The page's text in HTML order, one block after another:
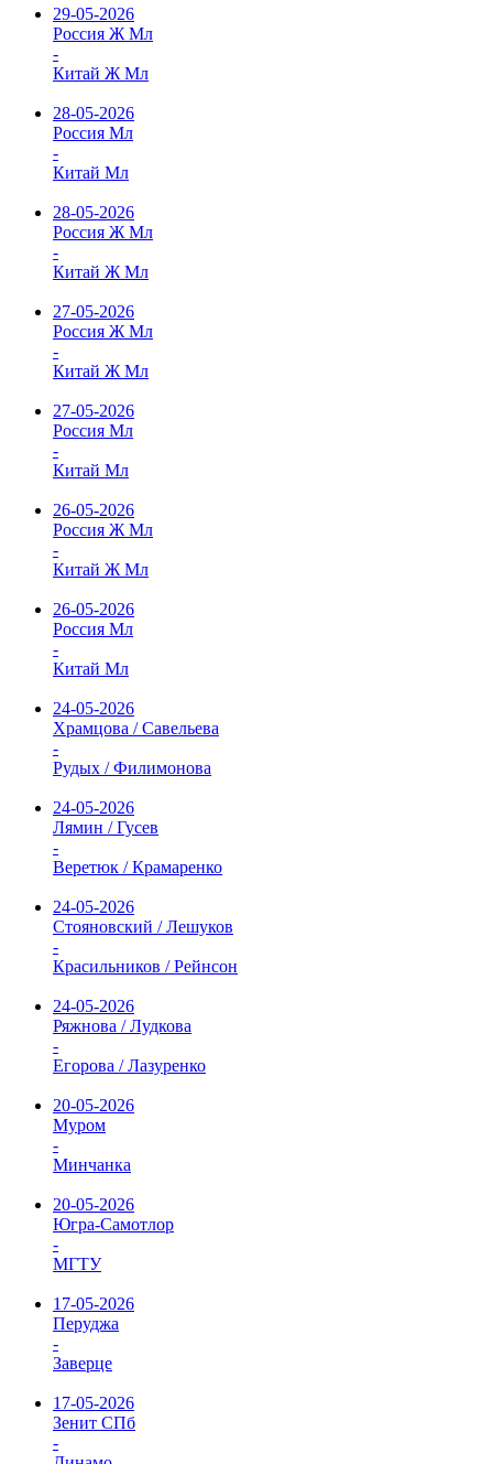
29-05-2026
Россия Ж Мл
-
Китай Ж Мл
28-05-2026
Россия Мл
-
Китай Мл
28-05-2026
Россия Ж Мл
-
Китай Ж Мл
27-05-2026
Россия Ж Мл
-
Китай Ж Мл
27-05-2026
Россия Мл
-
Китай Мл
26-05-2026
Россия Ж Мл
-
Китай Ж Мл
26-05-2026
Россия Мл
-
Китай Мл
24-05-2026
Храмцова / Савельева
-
Рудых / Филимонова
24-05-2026
Лямин / Гусев
-
Веретюк / Крамаренко
24-05-2026
Стояновский / Лешуков
-
Красильников / Рейнсон
24-05-2026
Ряжнова / Лудкова
-
Егорова / Лазуренко
20-05-2026
Муром
-
Минчанка
20-05-2026
Югра-Самотлор
-
МГТУ
17-05-2026
Перуджа
-
Заверце
17-05-2026
Зенит СПб
-